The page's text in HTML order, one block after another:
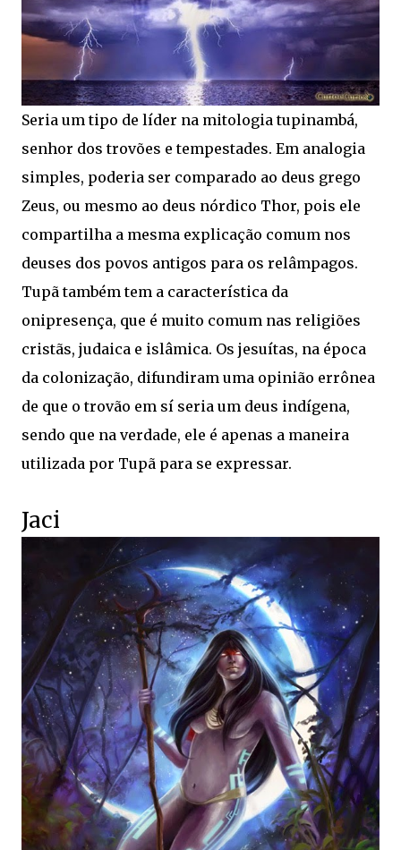
Seria um tipo de líder na mitologia tupinambá,
senhor dos trovões e tempestades. Em analogia
simples, poderia ser comparado ao deus grego
Zeus, ou mesmo ao deus nórdico Thor, pois ele
compartilha a mesma explicação comum nos
deuses dos povos antigos para os relâmpagos.
Tupã também tem a característica da
onipresença, que é muito comum nas religiões
cristãs, judaica e islâmica. Os jesuítas, na época
da colonização, difundiram uma opinião errônea
de que o trovão em sí seria um deus indígena,
sendo que na verdade, ele é apenas a maneira
utilizada por Tupã para se expressar.
Jaci